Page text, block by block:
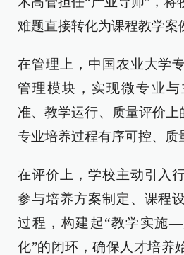
难题直接转化为课程教学案
在管理上，中国农业大学
管理模块，实现微专业
准、教学运行、质量评价上
专业培养过程有序可控、质
在评价上，学校主动引入
参与培养方案制定、课程
过程，构建起“教学实施
化”的闭环，确保人才培养